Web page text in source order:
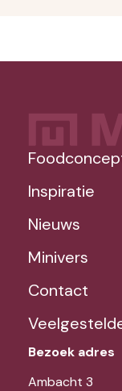
Inspiratie
Nieuws
Minivers
Contact
Bezoek adres
Ambacht 3